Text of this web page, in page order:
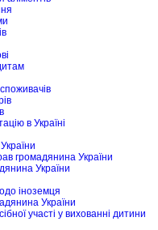
в Україні
громадянина України
України
іноземця
України
участі у вихованні дитини